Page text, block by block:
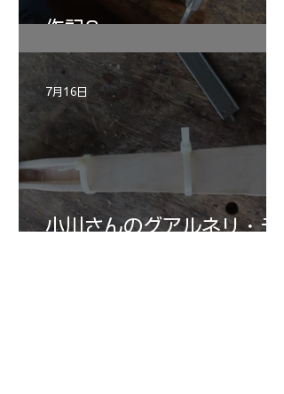
作記6
小川さんのグアルネリ・デ
7月16日